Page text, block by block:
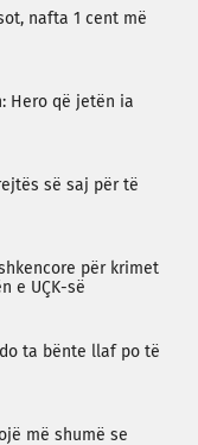
nafta 1 cent më
Hero që jetën ia
së saj për të
për krimet
e UÇK-së
ta bënte llaf po të
më shumë se